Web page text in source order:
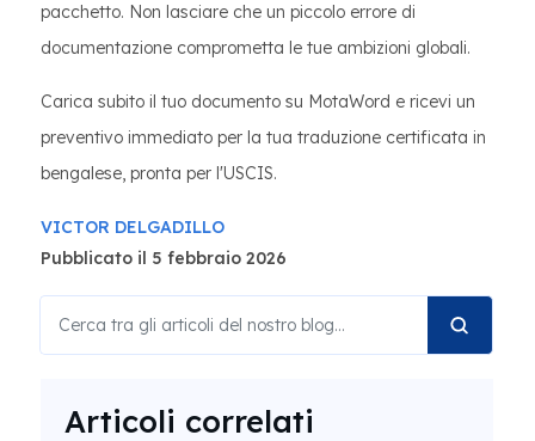
pacchetto. Non lasciare che un piccolo errore di
documentazione comprometta le tue ambizioni globali.
Carica subito il tuo documento su MotaWord e ricevi un
preventivo immediato per la tua traduzione certificata in
bengalese, pronta per l'USCIS.
VICTOR DELGADILLO
Pubblicato il 5 febbraio 2026
Articoli correlati